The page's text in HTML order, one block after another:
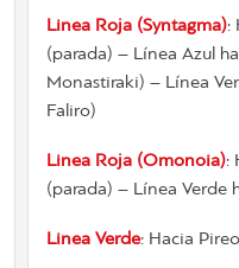
Linea Roja (Syntagma):
(parada) – Línea Azul
Monastiraki) – Línea
Faliro)
Linea Roja (Omonoia):
(parada) – Línea Verde
Linea Verde: Hacia Pireo